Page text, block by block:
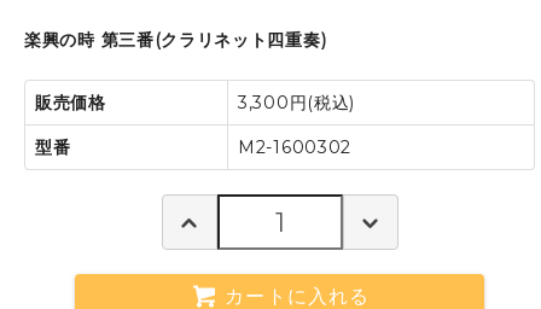
楽興の時 第三番(クラリネット四重奏)
販売価格 3,300円(税込)
型番 M2-1600302
カートに入れる